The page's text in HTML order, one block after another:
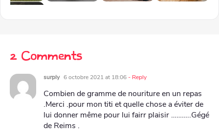
2 Comments
surply 6 octobre 2021 at 18:06- Reply
Combien de gramme de nouriture en un repas
.Merci .pour mon titi et quelle chose a éviter de
lui donner même pour lui fairr plaisir ………..Gégé
de Reims .